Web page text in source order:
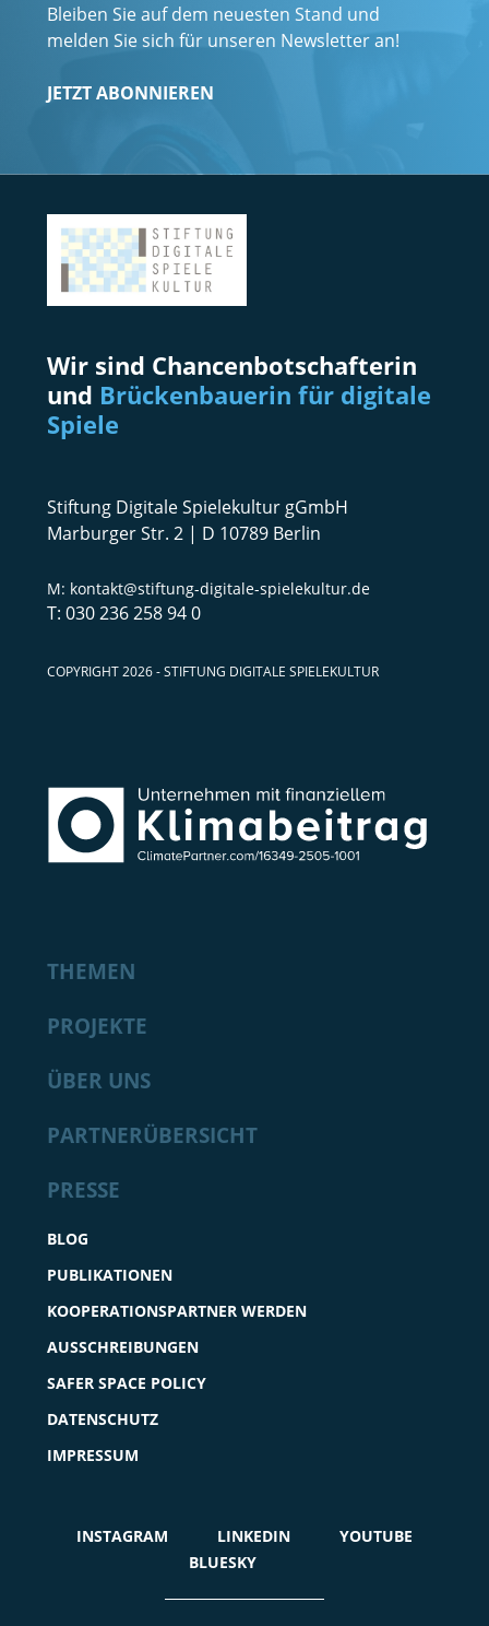
Bleiben Sie auf dem neuesten Stand und
melden Sie sich für unseren Newsletter an!
JETZT ABONNIEREN
Wir sind Chancenbotschafterin
und Brückenbauerin für digitale
Spiele
Stiftung Digitale Spielekultur gGmbH
Marburger Str. 2 | D 10789 Berlin
kontakt@stiftung-digitale-spielekultur.de
030 236 258 94 0
COPYRIGHT 2026 - STIFTUNG DIGITALE SPIELEKULTUR
THEMEN
PROJEKTE
ÜBER UNS
PARTNERÜBERSICHT
PRESSE
BLOG
PUBLIKATIONEN
KOOPERATIONSPARTNER WERDEN
AUSSCHREIBUNGEN
SAFER SPACE POLICY
DATENSCHUTZ
IMPRESSUM
INSTAGRAM LINKEDIN
YOUTUBE
BLUESKY